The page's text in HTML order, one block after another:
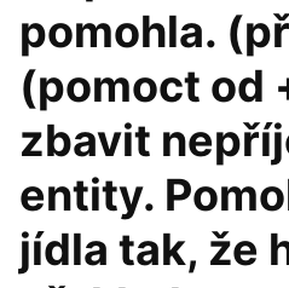
pomohla.
(pomoct od
zbavit
entity.
jídla tak, že